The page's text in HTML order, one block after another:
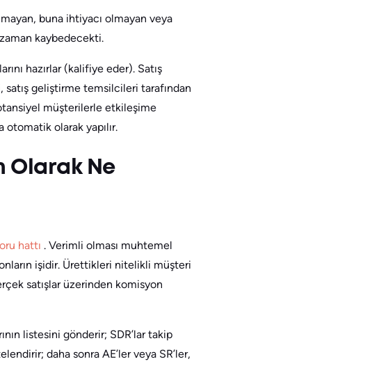
buna ihtiyacı olmayan veya
kaybedecekti.
hazırlar (kalifiye eder). Satış
geliştirme temsilcileri tarafından
müşterilerle etkileşime
olarak yapılır.
Olarak Ne
hattı . Verimli olması muhtemel
işidir. Ürettikleri nitelikli müşteri
satışlar üzerinden komisyon
listesini gönderir; SDR’lar takip
daha sonra AE’ler veya SR’ler,